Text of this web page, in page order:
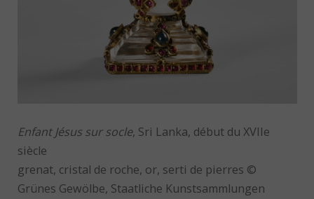
Enfant Jésus sur socle, Sri Lanka, début du XVIIe
siècle
grenat, cristal de roche, or, serti de pierres ©
Grünes Gewölbe, Staatliche Kunstsammlungen